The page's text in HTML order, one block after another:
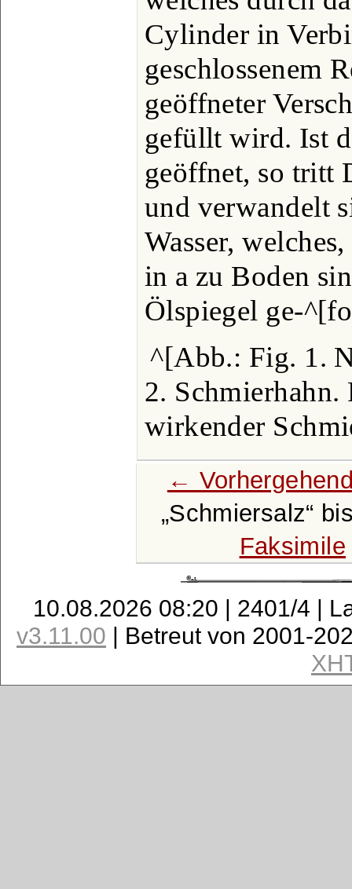
Cylinder in
geschlossenem
geöffneter
gefüllt wird. Ist
geöffnet, so tritt
und verwandelt
Wasser,
in a zu Boden
Ölspiegel ge-
^[Abb.: Fig. 1.
2.
wirkender
←
Schmiersalz
Faksimile
10.08.2026 08:20 | 2401/4 |
v3.11.00 | Betreut von 2001-